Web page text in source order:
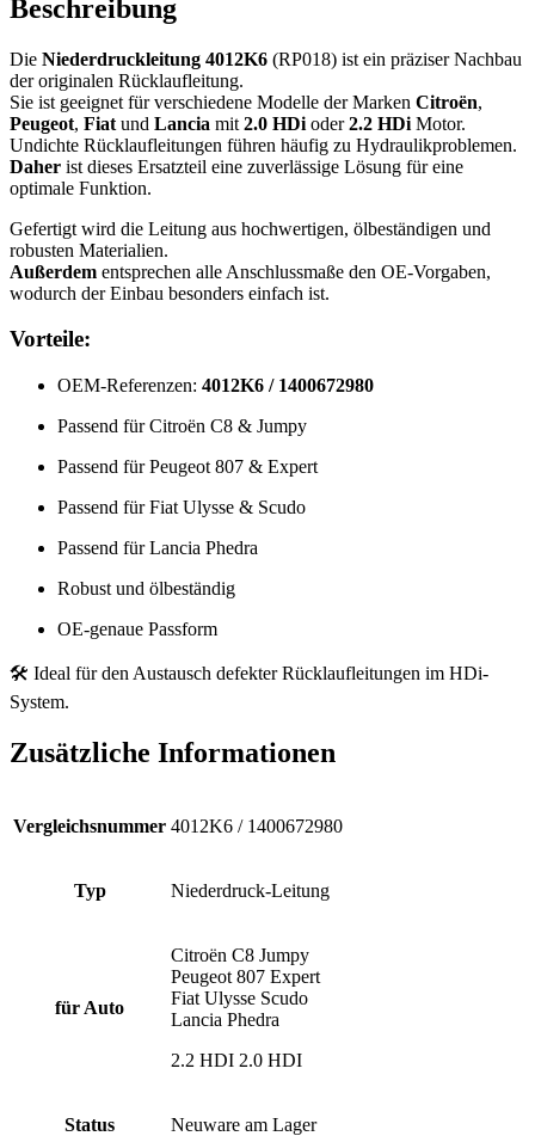
Beschreibung
Die Niederdruckleitung 4012K6 (RP018) ist ein präziser Nachbau
der originalen Rücklaufleitung.
Sie ist geeignet für verschiedene Modelle der Marken Citroën,
Peugeot, Fiat und Lancia mit 2.0 HDi oder2.2 HDi Motor.
Undichte Rücklaufleitungen führen häufig zu Hydraulikproblemen.
Daher ist dieses Ersatzteil eine zuverlässige Lösung für eine
optimale Funktion.
Gefertigt wird die Leitung aus hochwertigen, ölbeständigen und
robusten Materialien.
Außerdem entsprechen alle Anschlussmaße den OE-Vorgaben,
wodurch der Einbau besonders einfach ist.
Vorteile:
OEM-Referenzen: 4012K6 / 1400672980
Passend für Citroën C8 & Jumpy
Passend für Peugeot 807 & Expert
Passend für Fiat Ulysse & Scudo
Passend für Lancia Phedra
Robust und ölbeständig
OE-genaue Passform
🛠️ Ideal für den Austausch defekter Rücklaufleitungen im HDi-
System.
Zusätzliche Informationen
Vergleichsnummer 4012K6 / 1400672980
Typ Niederdruck-Leitung
für Auto
Citroën C8 Jumpy
Peugeot 807 Expert
Fiat Ulysse Scudo
Lancia Phedra
2.2 HDI 2.0 HDI
Status Neuware am Lager